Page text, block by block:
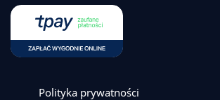
Polityka prywatności